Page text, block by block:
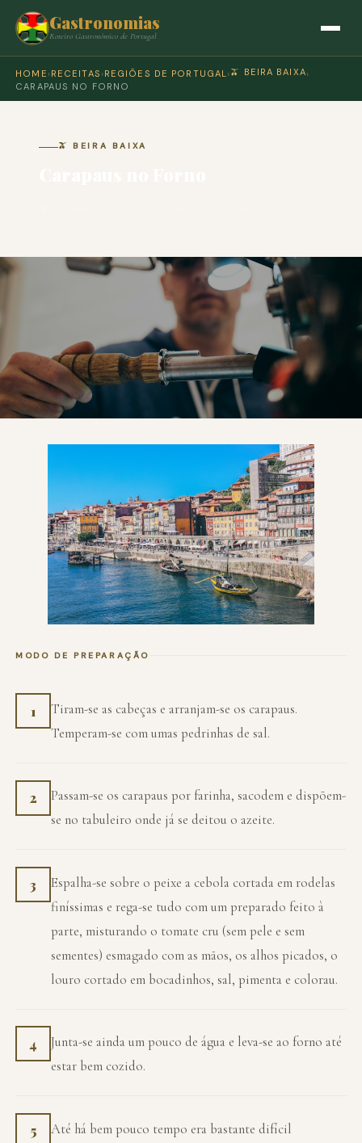
Gastronomias
Roteiro Gastronómico de Portugal
HOME › RECEITAS › REGIÕES DE PORTUGAL › 🫒 BEIRA BAIXA›
CARAPAUS NO FORNO
🫒 BEIRA BAIXA
MODO DE PREPARAÇÃO
1
Tiram-se as cabeças e arranjam-se os carapaus.
Temperam-se com umas pedrinhas de sal.
2
Passam-se os carapaus por farinha, sacodem e dispõem-
se no tabuleiro onde já se deitou o azeite.
3
Espalha-se sobre o peixe a cebola cortada em rodelas
finíssimas e rega-se tudo com um preparado feito à
parte, misturando o tomate cru (sem pele e sem
sementes) esmagado com as mãos, os alhos picados, o
louro cortado em bocadinhos, sal, pimenta e colorau.
4
Junta-se ainda um pouco de água e leva-se ao forno até
estar bem cozido.
5
Até há bem pouco tempo era bastante difícil